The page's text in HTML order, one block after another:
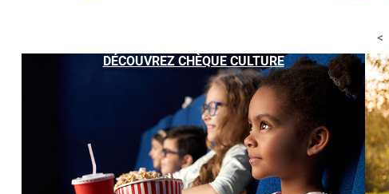
PLUS D'INFORMATIONS
107 BD JEAN JAURES
CLICHY
ITINÉRAIRE PLUS D'INFORMATIONS
DÉCOUVREZ CHÈQUE CULTURE